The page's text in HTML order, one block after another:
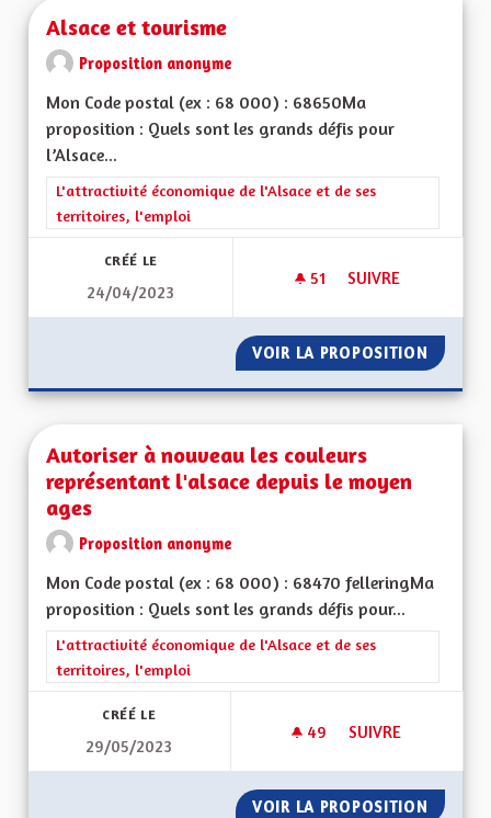
Alsace et tourisme
Proposition anonyme
Mon Code postal (ex : 68 000) : 68650Ma
proposition : Quels sont les grands défis pour
l’Alsace...
Filtrer les résultats de la catégorie : L'attractivité
L'attractivité économique de l'Alsace et de ses
territoires, l'emploi
CRÉÉ LE
24/04/2023
51 51 ABONNÉS
SUIVRE
VOIR LA PROPOSITION
Autoriser à nouveau les couleurs
représentant l'alsace depuis le moyen
ages
Proposition anonyme
Mon Code postal (ex : 68 000) : 68470 felleringMa
proposition : Quels sont les grands défis pour...
Filtrer les résultats de la catégorie : L'attractivité
L'attractivité économique de l'Alsace et de ses
territoires, l'emploi
CRÉÉ LE
29/05/2023
49 49 ABONNÉS
SUIVRE
VOIR LA PROPOSITION